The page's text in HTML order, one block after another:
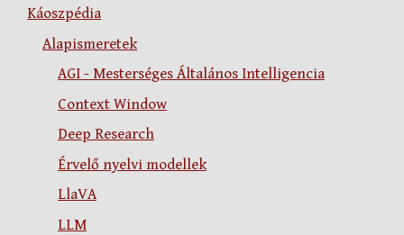
Káoszpédia
Alapismeretek
AGI - Mesterséges Általános Intelligencia
Context Window
Deep Research
Érvelő nyelvi modellek
LlaVA
LLM